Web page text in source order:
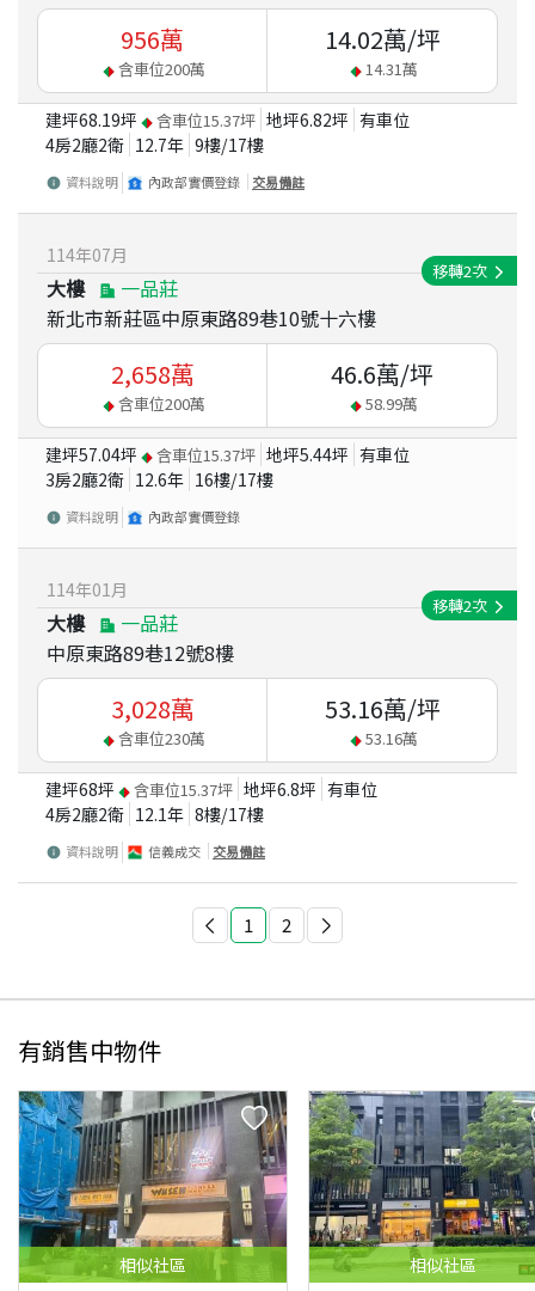
956萬
含車位200萬
14.02萬/坪
14.31萬
建坪68.19坪 含車位15.37坪 地坪6.82坪 有車位
4房2廳2衛 12.7年 9樓/17樓
資料說明 內政部實價登錄 交易備註
114年07月
大樓
一品莊
新北市新莊區中原東路89巷10號十六樓
移轉2次
2,658萬
含車位200萬
46.6萬/坪
58.99萬
建坪57.04坪 含車位15.37坪 地坪5.44坪 有車位
3房2廳2衛 12.6年 16樓/17樓
資料說明 內政部實價登錄
114年01月
大樓
一品莊
中原東路89巷12號8樓
移轉2次
3,028萬
含車位230萬
53.16萬/坪
53.16萬
建坪68坪 含車位15.37坪 地坪6.8坪 有車位
4房2廳2衛 12.1年 8樓/17樓
資料說明 信義成交 交易備註
1 2
有銷售中物件
相似社區 相似社區